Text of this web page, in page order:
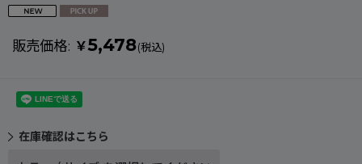
販売価格: ￥5,478(税込)
在庫確認はこちら